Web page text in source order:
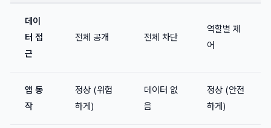
데이
터 접
근
전체 공개 전체 차단
역할별 제
어
앱 동
작
정상 (위험
하게)
데이터 없
음
정상 (안전
하게)